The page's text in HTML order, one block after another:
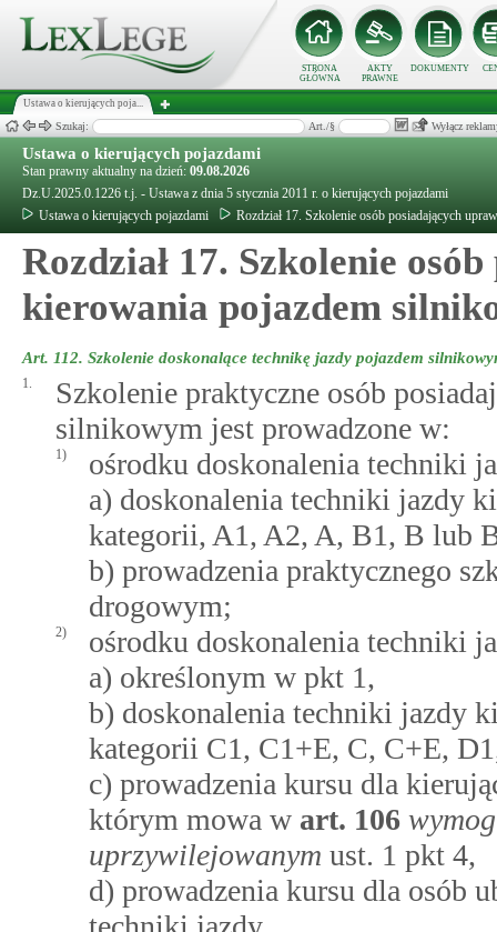
STRONA
GŁÓWNA
AKTY
PRAWNE
DOKUMENTY
Ustawa o kierujących poja...
Szukaj: Art./§ Wyłącz
Ustawa o kierujących pojazdami
Stan prawny aktualny na dzień: 09.08.2026
Dz.U.2025.0.1226 t.j. - Ustawa z dnia 5 stycznia 2011 r. o kierujących pojazdami
Ustawa o kierujących pojazdami
Rozdział 17. Szkolenie osób posiadających
Rozdział 17. Szkolenie
kierowania pojazdem
Art. 112. Szkolenie doskonalące technikę jazdy pojazdem
1.
Szkolenie praktyczne osób
silnikowym jest prowadzone w:
1)
ośrodku doskonalenia techniki
a) doskonalenia techniki jazdy
kategorii, A1, A2, A, B1, B lub
b) prowadzenia praktycznego
drogowym;
2)
ośrodku doskonalenia techniki
a) określonym w pkt 1,
b) doskonalenia techniki jazdy
kategorii C1, C1+E, C, C+E,
c) prowadzenia kursu dla
którym mowa w art. 106
uprzywilejowanym ust. 1 pkt 4,
d) prowadzenia kursu dla osób